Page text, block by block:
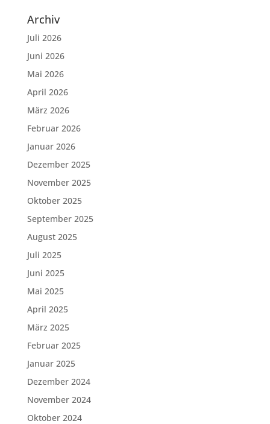
Archiv
Juli 2026
Juni 2026
Mai 2026
April 2026
März 2026
Februar 2026
Januar 2026
Dezember 2025
November 2025
Oktober 2025
September 2025
August 2025
Juli 2025
Juni 2025
Mai 2025
April 2025
März 2025
Februar 2025
Januar 2025
Dezember 2024
November 2024
Oktober 2024